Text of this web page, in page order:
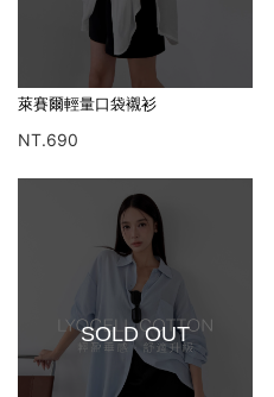
萊賽爾輕量口袋襯衫
NT.690
SOLD OUT